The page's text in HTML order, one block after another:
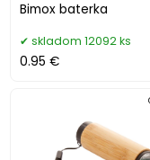
Bimox baterka
skladom 12092 ks
0.95 €